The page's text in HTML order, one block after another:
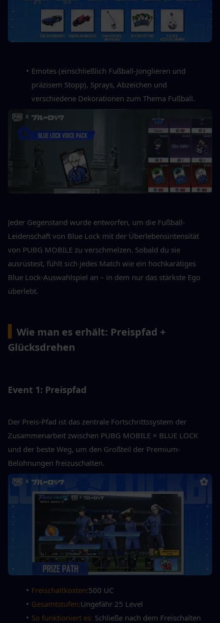
Emotes (einschließlich Fußball-Jonglieren und
präzisem Stopp), Sprays, Abzeichen und
verschiedene Dekorationen zum Thema Fußball.
Jeder Gegenstand wurde entworfen, um die Fußball-
Leidenschaft von Blue Lock mit der Überlebensintensität
von PUBG MOBILE zu verschmelzen. Sobald du sie
ausrüstest, fühlt sich jedes Match wie ein hochkarätiges
Blue Lock-Auswahlspiel an – in dem nur das stärkste Ego
überlebt.
Wie man es erhält: Preispfad +
Glücksdrehen
Event 1: Preispfad
Der Preis-Pfad ist das zentrale Fortschrittssystem der
Zusammenarbeit zwischen PUBG MOBILE × BLUE LOCK
und der beste Weg, um den Großteil der Premium-
Belohnungen freizuschalten.
Freischaltkosten:500 UC
Gesamtstufen:Ungefähr 25 Level
So funktioniert es: Schließe nach dem Freischalten